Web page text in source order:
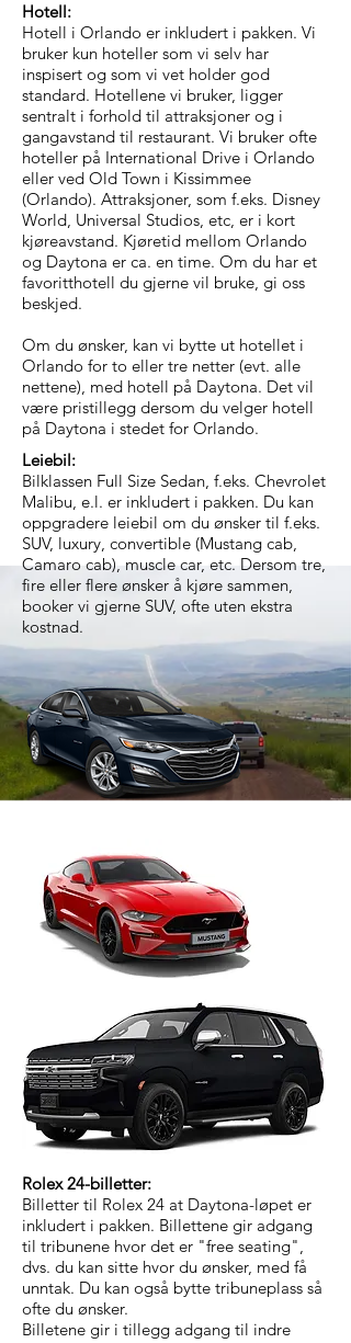
Hotell:
Hotell i Orlando er inkludert i pakken. Vi
bruker kun hoteller som vi selv har
inspisert og som vi vet holder god
standard. Hotellene vi bruker, ligger
sentralt i forhold til attraksjoner og i
gangavstand til restaurant. Vi bruker ofte
hoteller på International Drive i Orlando
eller ved Old Town i Kissimmee
(Orlando). Attraksjoner, som f.eks. Disney
World, Universal Studios, etc, er i kort
kjøreavstand. Kjøretid mellom Orlando
og Daytona er ca. en time. Om du har et
favoritthotell du gjerne vil bruke, gi oss
beskjed.
Om du ønsker, kan vi bytte ut hotellet i
Orlando for to eller tre netter (evt. alle
nettene), med hotell på Daytona. Det vil
være pristillegg dersom du velger hotell
på Daytona i stedet for Orlando.
Leiebil:
Bilklassen Full Size Sedan, f.eks. Chevrolet
Malibu, e.l. er inkludert i pakken. Du kan
oppgradere leiebil om du ønsker til f.eks.
SUV, luxury, convertible (Mustang cab,
Camaro cab), muscle car, etc. Dersom tre,
fire eller flere ønsker å kjøre sammen,
booker vi gjerne SUV, ofte uten ekstra
kostnad.
Rolex 24-billetter:
Billetter til Rolex 24 at Daytona-løpet er
inkludert i pakken. Billettene gir adgang
til tribunene hvor det er "free seating",
dvs. du kan sitte hvor du ønsker, med få
unntak. Du kan også bytte tribuneplass så
ofte du ønsker.
Billetene gir i tillegg adgang til indre